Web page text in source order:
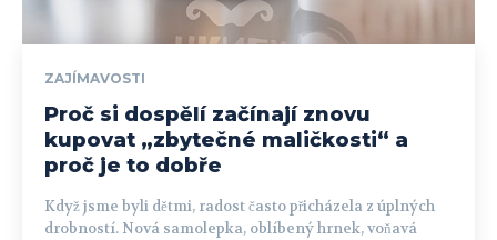
ZAJÍMAVOSTI
Proč si dospělí začínají znovu
kupovat „zbytečné maličkosti“ a
proč je to dobře
Když jsme byli dětmi, radost často přicházela z úplných
drobností. Nová samolepka, oblíbený hrnek, voňavá